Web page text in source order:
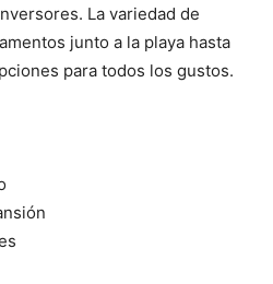
La variedad de
junto a la playa hasta
para todos los gustos.